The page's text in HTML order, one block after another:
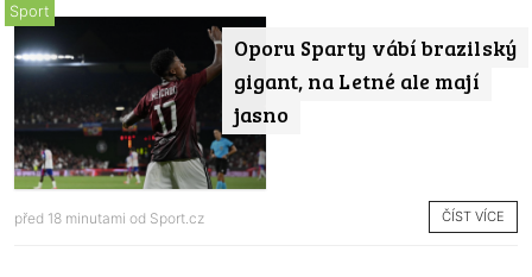
Oporu Sparty vábí brazilský
gigant, na Letné ale mají
jasno
Sport
před 18 minutami od Sport.cz ČÍST VÍCE